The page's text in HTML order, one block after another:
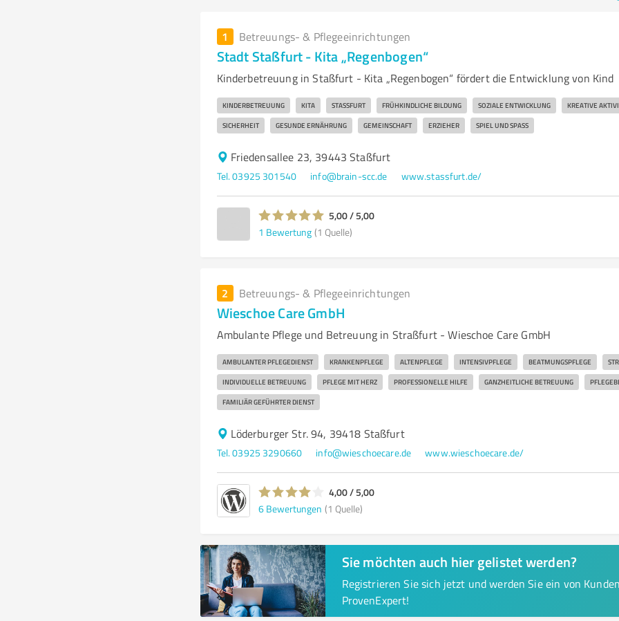
1 Betreuungs- & Pflegeeinrichtungen
Stadt Staßfurt - Kita „Regenbogen“
Kinderbetreuung in Staßfurt - Kita „Regenbogen“ fördert die Entwicklung von Kind
KINDERBETREUUNG KITA STASSFURT FRÜHKINDLICHE BILDUNG SOZIALE ENTWICKLUNG KREATIVE
SICHERHEIT GESUNDE ERNÄHRUNG GEMEINSCHAFT ERZIEHER SPIEL UND SPASS
Friedensallee 23, 39443 Staßfurt
Tel. 03925 301540 info@brain-scc.de www.stassfurt.de/
5,00 / 5,00
1 Bewertung (1 Quelle)
2 Betreuungs- & Pflegeeinrichtungen
Wieschoe Care GmbH
Ambulante Pflege und Betreuung in Straßfurt - Wieschoe Care GmbH
AMBULANTER PFLEGEDIENST KRANKENPFLEGE ALTENPFLEGE INTENSIVPFLEGE BEATMUNGSPFLEGE
INDIVIDUELLE BETREUUNG PFLEGE MIT HERZ PROFESSIONELLE HILFE GANZHEITLICHE BETREUUNG
FAMILIÄR GEFÜHRTER DIENST
Löderburger Str. 94, 39418 Staßfurt
Tel. 03925 3290660 info@wieschoecare.de www.wieschoecare.de/
4,00 / 5,00
6 Bewertungen (1 Quelle)
Sie möchten auch hier gelistet werden?
Registrieren Sie sich jetzt und werden Sie ein von
ProvenExpert!